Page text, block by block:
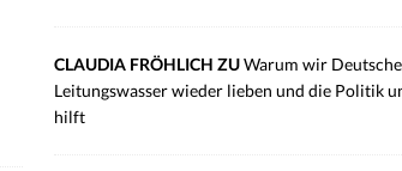
CLAUDIA FRÖHLICH ZUWarum wir
Leitungswasser wieder lieben und die Politik
hilft